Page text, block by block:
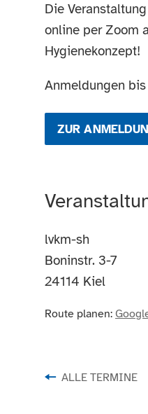
Die
online per Zoom
Hygienekonzept!
Anmeldungen
ZUR
lvkm-sh
Boninstr. 3-7
24114 Kiel
Route planen:
ALLE TERMINE